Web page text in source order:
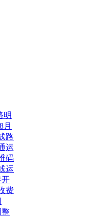
明
月
路
运
码
运
开
费
整